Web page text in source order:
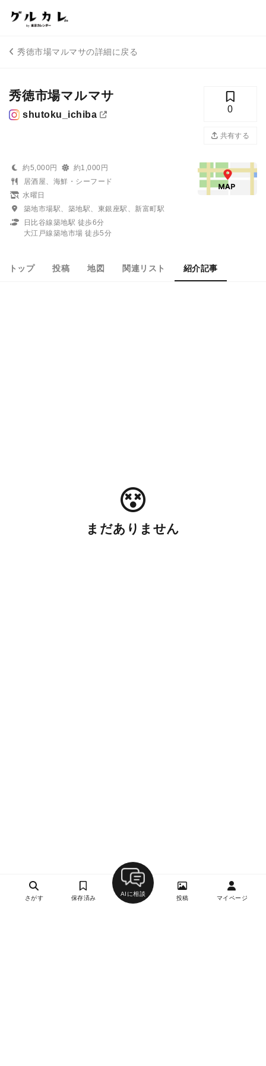
秀徳市場マルマサの詳細に戻る
秀徳市場マルマサ
shutoku_ichiba
0
共有する
約5,000円
約1,000円
居酒屋、海鮮・シーフード
水曜日
築地市場駅、築地駅、東銀座駅、新富町駅
日比谷線築地駅 徒歩6分
大江戸線築地市場 徒歩5分
トップ 投稿 地図 関連リスト 紹介記事
まだありません
さがす 保存済み
AIに相談
投稿 マイページ